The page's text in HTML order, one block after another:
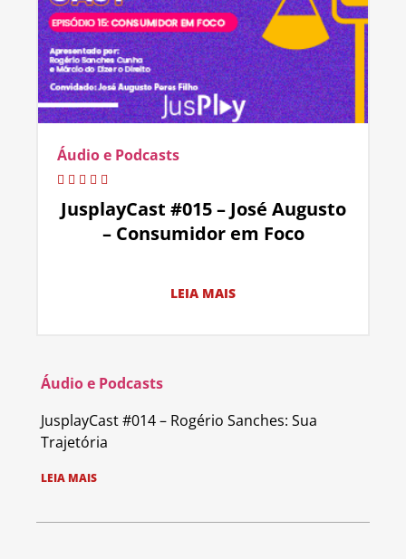
Áudio e Podcasts
JusplayCast #015 – José Augusto
– Consumidor em Foco
LEIA MAIS
Áudio e Podcasts
JusplayCast #014 – Rogério Sanches: Sua
Trajetória
LEIA MAIS